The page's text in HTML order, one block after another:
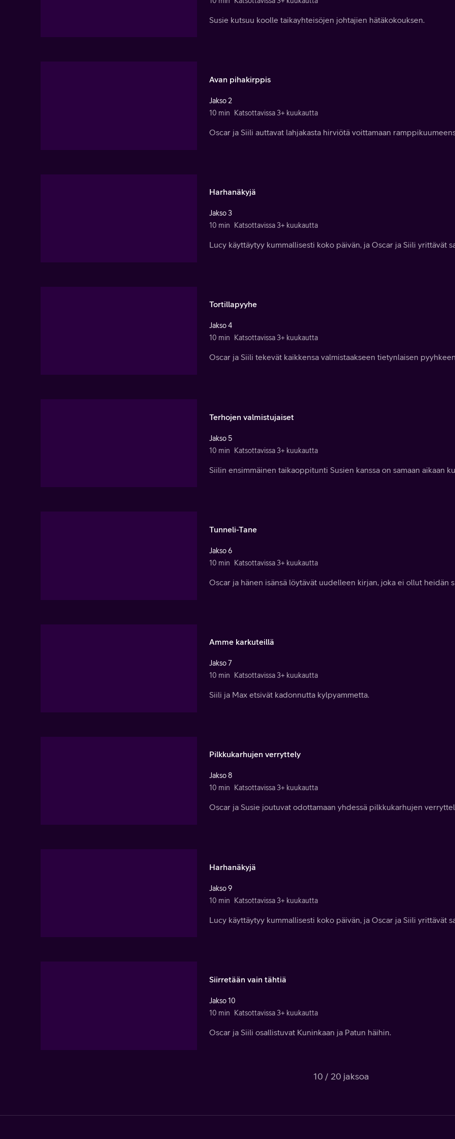
Susie kutsuu koolle taikayhteisöjen johtajien hätäkokouksen.
Avan pihakirppis
Jakso 2
10 min
Katsottavissa 3+ kuukautta
Oscar ja Siili auttavat lahjakasta hirviötä voittamaan
Harhanäkyjä
Jakso 3
10 min
Katsottavissa 3+ kuukautta
Lucy käyttäytyy kummallisesti koko päivän, ja Oscar ja Siili yrittävät
Tortillapyyhe
Jakso 4
10 min
Katsottavissa 3+ kuukautta
Oscar ja Siili tekevät kaikkensa valmistaakseen tietynlaisen
Terhojen valmistujaiset
Jakso 5
10 min
Katsottavissa 3+ kuukautta
Siilin ensimmäinen taikaoppitunti Susien kanssa on samaan aikaan
Tunneli-Tane
Jakso 6
10 min
Katsottavissa 3+ kuukautta
Oscar ja hänen isänsä löytävät uudelleen kirjan, joka ei ollut heidän
Amme karkuteillä
Jakso 7
10 min
Katsottavissa 3+ kuukautta
Siili ja Max etsivät kadonnutta kylpyammetta.
Pilkkukarhujen verryttely
Jakso 8
10 min
Katsottavissa 3+ kuukautta
Oscar ja Susie joutuvat odottamaan yhdessä pilkkukarhujen
Harhanäkyjä
Jakso 9
10 min
Katsottavissa 3+ kuukautta
Lucy käyttäytyy kummallisesti koko päivän, ja Oscar ja Siili yrittävät
Siirretään vain tähtiä
Jakso 10
10 min
Katsottavissa 3+ kuukautta
Oscar ja Siili osallistuvat Kuninkaan ja Patun häihin.
10 / 20 jaksoa